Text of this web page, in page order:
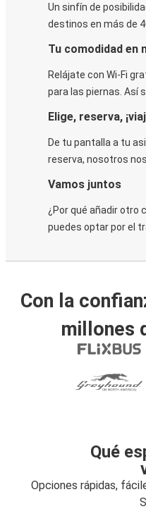
Un sinfín de
destinos en más de
Tu comodidad en
Relájate con Wi-Fi
para las piernas. Así
Elige, reserva,
De tu pantalla a tu
reserva, nosotros
Vamos juntos
¿Por qué añadir otro
puedes optar por el
Con la
millones
Qué
Opciones rápidas,